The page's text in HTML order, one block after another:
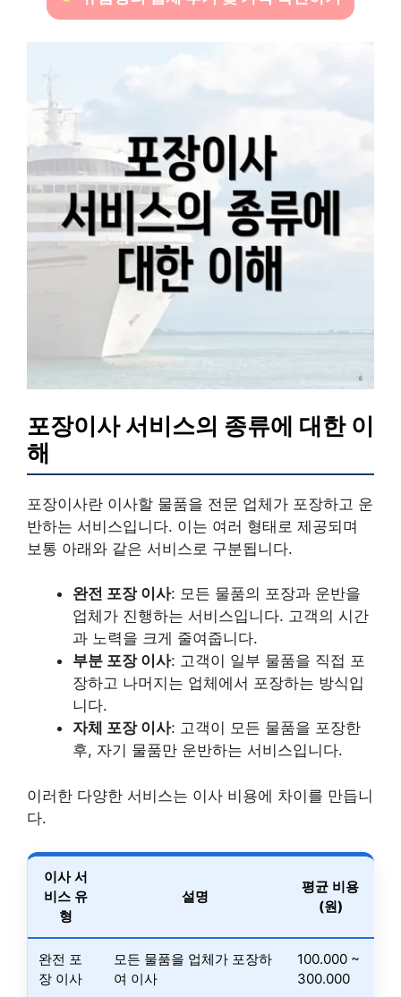
포장이사 서비스의 종류에 대한 이
해
포장이사란 이사할 물품을 전문 업체가 포장하고 운
반하는 서비스입니다. 이는 여러 형태로 제공되며
보통 아래와 같은 서비스로 구분됩니다.
완전 포장 이사: 모든 물품의 포장과 운반을
업체가 진행하는 서비스입니다. 고객의 시간
과 노력을 크게 줄여줍니다.
부분 포장 이사: 고객이 일부 물품을 직접 포
장하고 나머지는 업체에서 포장하는 방식입
니다.
자체 포장 이사: 고객이 모든 물품을 포장한
후, 자기 물품만 운반하는 서비스입니다.
이러한 다양한 서비스는 이사 비용에 차이를 만듭니
다.
이사 서
비스 유
형
설명
평균 비용
(원)
완전 포
장 이사
모든 물품을 업체가 포장하
여 이사
100.000 ~
300.000